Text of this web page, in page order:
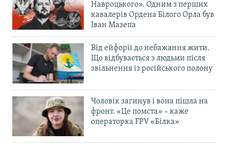
Навроцького». Одним з перших
кавалерів Ордена Білого Орла був
Іван Мазепа
Від ейфорії до небажання жити.
Що відбувається з людьми після
звільнення із російського полону
Чоловік загинув і вона пішла на
фронт. «Це помста» – каже
операторка FPV «Білка»